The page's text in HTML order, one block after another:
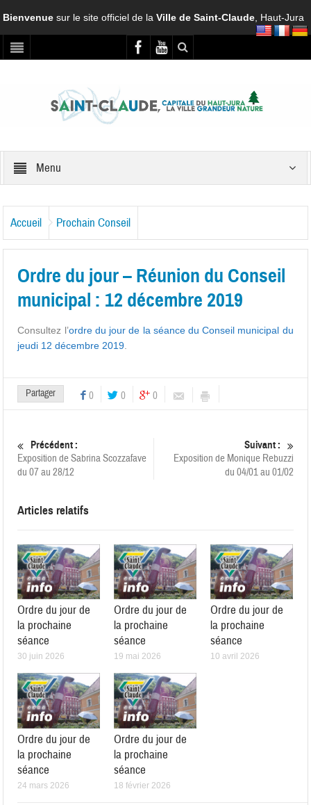
Bienvenuesur le site officiel de laVille de Saint-Claude , Haut-Jura
Menu
Accueil Prochain Conseil
Ordre du jour – Réunion du Conseil
municipal : 12 décembre 2019
Consultez l’ordre du jour de la séance du Conseil municipal du
jeudi 12 décembre 2019
Partager 0 0 0
Précédent :
Exposition de Sabrina Scozzafave
du 07 au 28/12
Suivant :
Exposition de Monique Rebuzzi
du 04/01 au 01/02
Articles relatifs
Ordre du jour de
la prochaine
séance
30 juin 2026
Ordre du jour de
la prochaine
séance
19 mai 2026
Ordre du jour de
la prochaine
séance
10 avril 2026
Ordre du jour de
la prochaine
séance
24 mars 2026
Ordre du jour de
la prochaine
séance
18 février 2026